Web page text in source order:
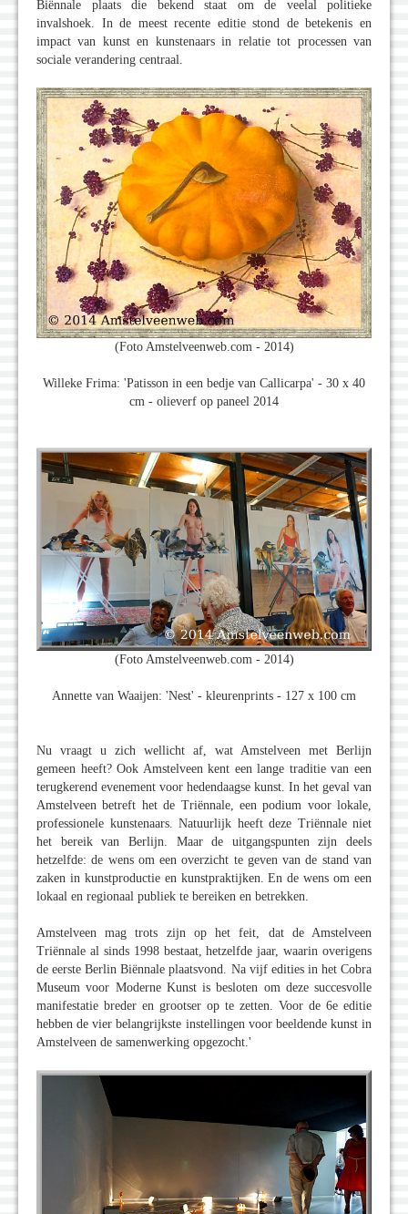
Biënnale plaats die bekend staat om de veelal politieke
invalshoek. In de meest recente editie stond de betekenis en
impact van kunst en kunstenaars in relatie tot processen van
sociale verandering centraal.
(Foto Amstelveenweb.com - 2014)
Willeke Frima: 'Patisson in een bedje van Callicarpa' - 30 x 40
cm - olieverf op paneel 2014
(Foto Amstelveenweb.com - 2014)
Annette van Waaijen: 'Nest' - kleurenprints - 127 x 100 cm
Nu vraagt u zich wellicht af, wat Amstelveen met Berlijn
gemeen heeft? Ook Amstelveen kent een lange traditie van een
terugkerend evenement voor hedendaagse kunst. In het geval van
Amstelveen betreft het de Triënnale, een podium voor lokale,
professionele kunstenaars. Natuurlijk heeft deze Triënnale niet
het bereik van Berlijn. Maar de uitgangspunten zijn deels
hetzelfde: de wens om een overzicht te geven van de stand van
zaken in kunstproductie en kunstpraktijken. En de wens om een
lokaal en regionaal publiek te bereiken en betrekken.
Amstelveen mag trots zijn op het feit, dat de Amstelveen
Triënnale al sinds 1998 bestaat, hetzelfde jaar, waarin overigens
de eerste Berlin Biënnale plaatsvond. Na vijf edities in het Cobra
Museum voor Moderne Kunst is besloten om deze succesvolle
manifestatie breder en grootser op te zetten. Voor de 6e editie
hebben de vier belangrijkste instellingen voor beeldende kunst in
Amstelveen de samenwerking opgezocht.'